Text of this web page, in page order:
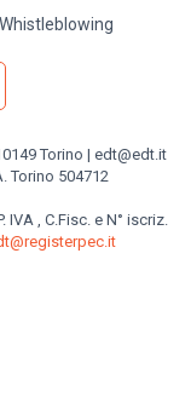
Whistleblowing
Torino | edt@edt.it
Torino 504712
, C.Fisc. e N° iscriz.